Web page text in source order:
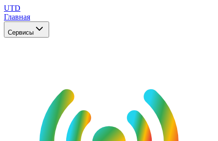
UTD
Главная
Сервисы